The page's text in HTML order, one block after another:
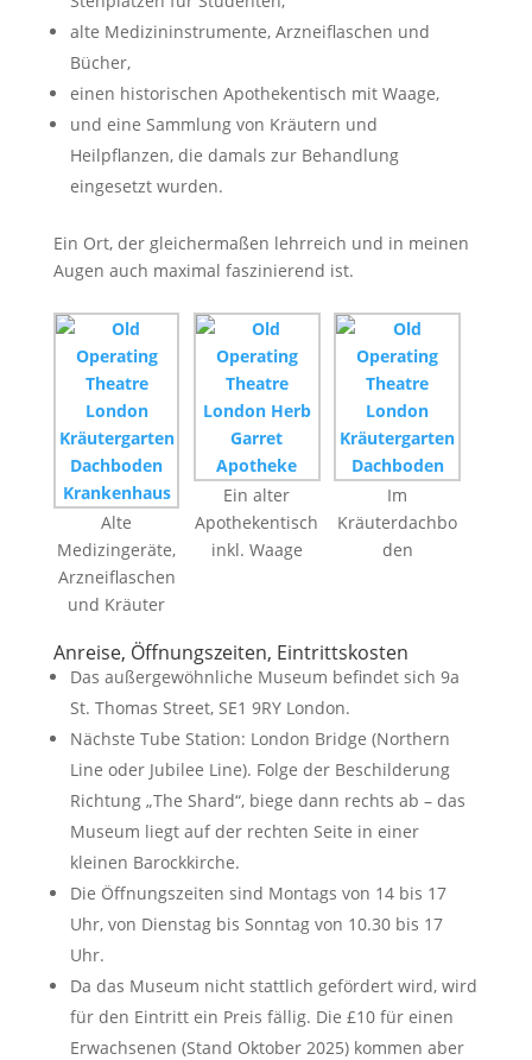
alte Medizininstrumente, Arzneiflaschen und
Bücher,
einen historischen Apothekentisch mit Waage,
und eine Sammlung von Kräutern und
Heilpflanzen, die damals zur Behandlung
eingesetzt wurden.
Ein Ort, der gleichermaßen lehrreich und in meinen
Augen auch maximal faszinierend ist.
Alte
Medizingeräte,
Arzneiflaschen
und Kräuter
Ein alter
Apothekentisch
inkl. Waage
Im
Kräuterdachbo
den
Anreise, Öffnungszeiten, Eintrittskosten
Das außergewöhnliche Museum befindet sich 9a
St. Thomas Street, SE1 9RY London.
Nächste Tube Station: London Bridge (Northern
Line oder Jubilee Line). Folge der Beschilderung
Richtung „The Shard“, biege dann rechts ab – das
Museum liegt auf der rechten Seite in einer
kleinen Barockkirche.
Die Öffnungszeiten sind Montags von 14 bis 17
Uhr, von Dienstag bis Sonntag von 10.30 bis 17
Uhr.
Da das Museum nicht stattlich gefördert wird, wird
für den Eintritt ein Preis fällig. Die £10 für einen
Erwachsenen (Stand Oktober 2025) kommen aber